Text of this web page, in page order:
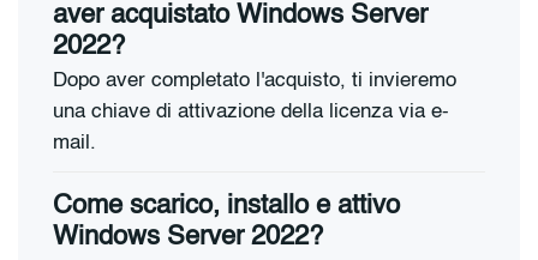
aver acquistato Windows Server
2022?
Dopo aver completato l'acquisto, ti invieremo
una chiave di attivazione della licenza via e-
mail.
Come scarico, installo e attivo
Windows Server 2022?